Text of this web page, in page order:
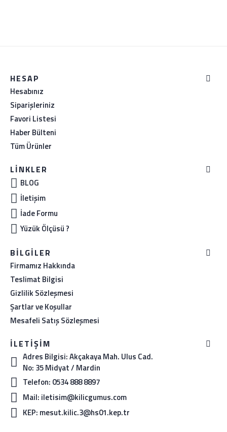
HESAP
Hesabınız
Siparişleriniz
Favori Listesi
Haber Bülteni
Tüm Ürünler
LINKLER
BLOG
İletişim
İade Formu
Yüzük Ölçüsü ?
BILGILER
Firmamız Hakkında
Teslimat Bilgisi
Gizlilik Sözleşmesi
Şartlar ve Koşullar
Mesafeli Satış Sözleşmesi
İLETIŞIM
Adres Bilgisi: Akçakaya Mah. Ulus Cad.
No: 35 Midyat / Mardin
Telefon: 0534 888 8897
Mail: iletisim@kilicgumus.com
KEP: mesut.kilic.3@hs01.kep.tr